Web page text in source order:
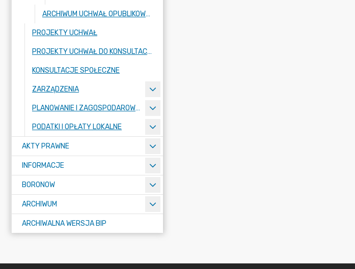
ARCHIWUM UCHWAŁ OPUBLIKOWANE W POPRZEDNIEJ WERSJI BIP
PROJEKTY UCHWAŁ
PROJEKTY UCHWAŁ DO KONSULTACJI
KONSULTACJE SPOŁECZNE
ZARZĄDZENIA
PLANOWANIE I ZAGOSPODAROWANIE PRZESTRZENNE - REJESTR URBANISTYCZNY
PODATKI I OPŁATY LOKALNE
AKTY PRAWNE
INFORMACJE
BORONOW
ARCHIWUM
ARCHIWALNA WERSJA BIP